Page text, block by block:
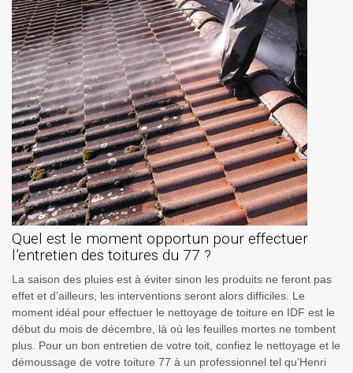
Quel est le moment opportun pour effectuer
l’entretien des toitures du 77 ?
La saison des pluies est à éviter sinon les produits ne feront pas
effet et d’ailleurs, les interventions seront alors difficiles. Le
moment idéal pour effectuer le nettoyage de toiture en IDF est le
début du mois de décembre, là où les feuilles mortes ne tombent
plus. Pour un bon entretien de votre toit, confiez le nettoyage et le
démoussage de votre toiture 77 à un professionnel tel qu’Henri